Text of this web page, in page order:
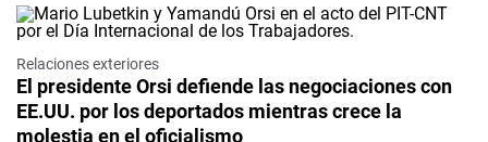
Relaciones exteriores
El presidente Orsi defiende las negociaciones con
EE.UU. por los deportados mientras crece la
molestia en el oficialismo